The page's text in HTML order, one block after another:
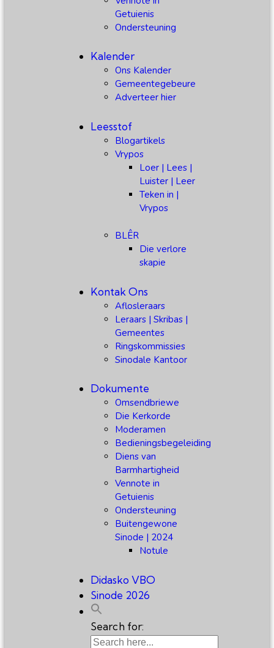
Getuienis
Ondersteuning
Kalender
Ons Kalender
Gemeentegebeure
Adverteer hier
Leesstof
Blogartikels
Vrypos
Loer | Lees |
Luister | Leer
Teken in |
Vrypos
BLÊR
Die verlore
skapie
Kontak Ons
Aflosleraars
Leraars | Skribas |
Gemeentes
Ringskommissies
Sinodale Kantoor
Dokumente
Omsendbriewe
Die Kerkorde
Moderamen
Bedieningsbegeleiding
Diens van
Barmhartigheid
Vennote in
Getuienis
Ondersteuning
Buitengewone
Sinode | 2024
Notule
Didasko VBO
Sinode 2026
Search for: